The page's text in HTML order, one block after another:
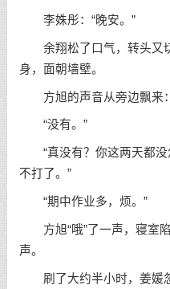
李姝彤：“晚安。”
余翔松了口气，转头又
身，面朝墙壁。
方旭的声音从旁边飘来：
“没有。”
“真没有？你这两天都没
不打了。”
“期中作业多，烦。”
方旭“哦”了一声，寝室陷
声。
刷了大约半小时，姜媛